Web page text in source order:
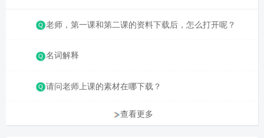
老师，第一课和第二课的资料下载后，怎么打开呢？
名词解释
请问老师上课的素材在哪下载？
查看更多